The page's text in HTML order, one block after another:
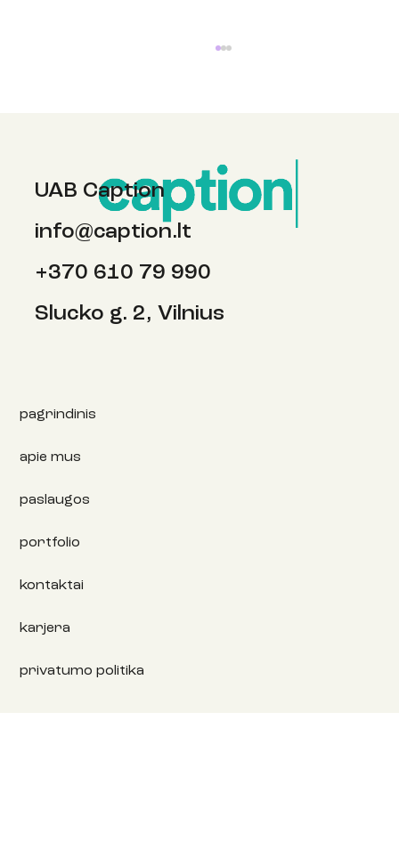
paukštis ir koks yra dirvožemio skonis?
UAB Caption
info@caption.lt
+370 610 79 990
Slucko g. 2, Vilnius
pagrindinis
apie mus
paslaugos
portfolio
kontaktai
karjera
privatumo politika